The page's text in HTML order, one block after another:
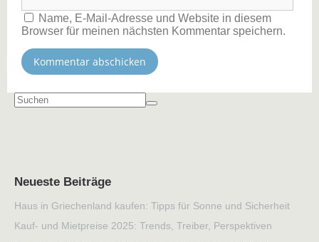
Name, E-Mail-Adresse und Website in diesem
Browser für meinen nächsten Kommentar speichern.
Neueste Beiträge
Haus in Griechenland kaufen: Tipps für Sonne und Sicherheit
Kauf- und Mietpreise 2025: Trends, Treiber, Perspektiven